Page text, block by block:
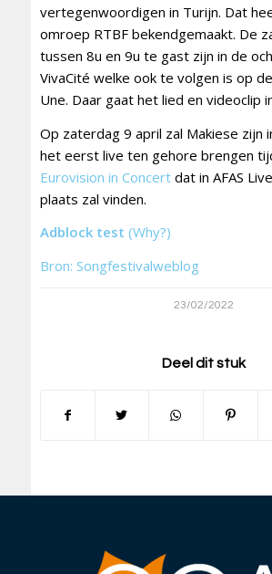
vertegenwoordigen in Turijn. Dat
omroep RTBF bekendgemaakt. De
tussen 8u en 9u te gast zijn in de
VivaCité welke ook te volgen is op
Une. Daar gaat het lied en videoclip
Op zaterdag 9 april zal Makiese zijn
het eerst live ten gehore brengen
Eurovision in Concertdat in AFAS
plaats zal vinden.
Adblock test (Why?)
Bron: Songfestivalweblog
23/02/2022
Deel dit stuk